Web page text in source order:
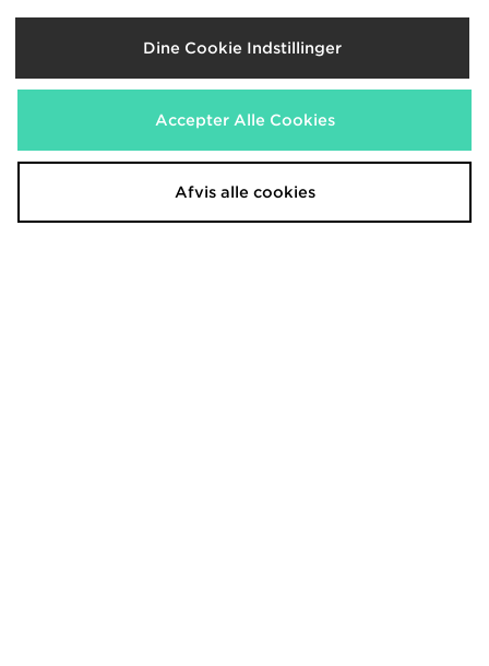
Supply & Demand Finkly Shorts
Nu200.00 kr.
Hoodrich Varsite French Terry
Dine Cookie Indstillinger
Accepter Alle Cookies
Afvis alle cookies